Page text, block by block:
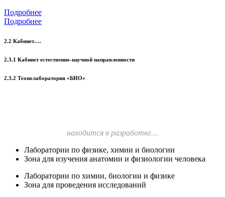
Подробнее
Подробнее
2.2 Кабинет….
2.3.1 Кабинет естественно-научной направленности
2.3.2 Технолаборатория «БИО»
находится в разработке…
Лаборатории по физике, химии и биологии
Зона для изучения анатомии и физиологии человека
Лаборатории по химии, биологии и физике
Зона для проведения исследований